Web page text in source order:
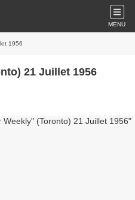
MENU
1956
21 Juillet 1956